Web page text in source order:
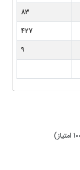
83
427
۹